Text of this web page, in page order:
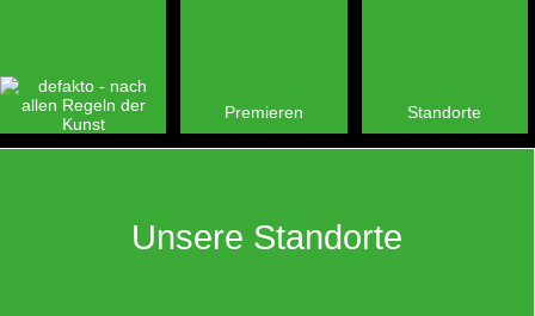
Premieren Standorte
Unsere Standorte